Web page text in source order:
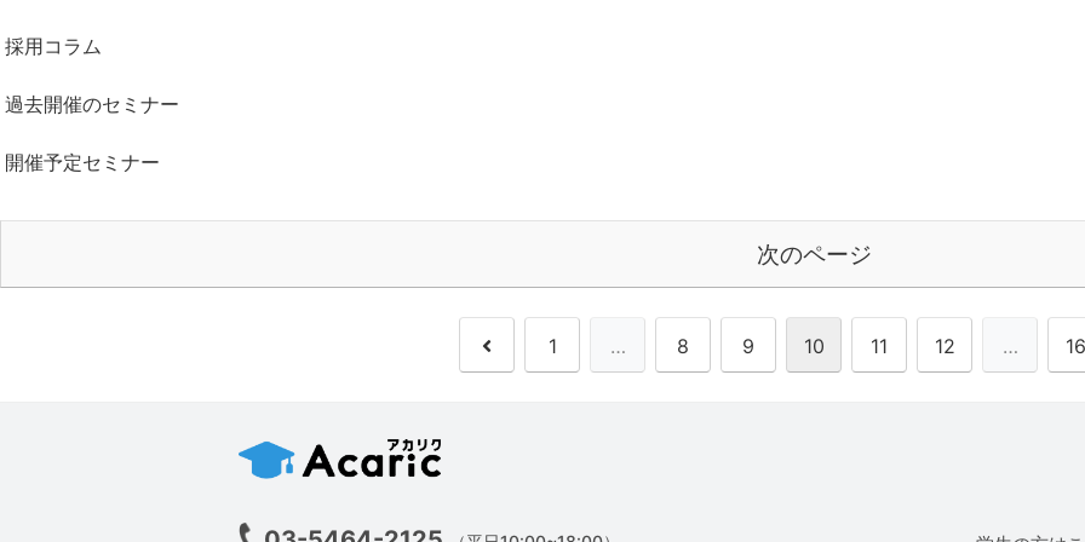
採用コラム
過去開催のセミナー
開催予定セミナー
次のページ
1 … 8 9 10 11 12 … 16